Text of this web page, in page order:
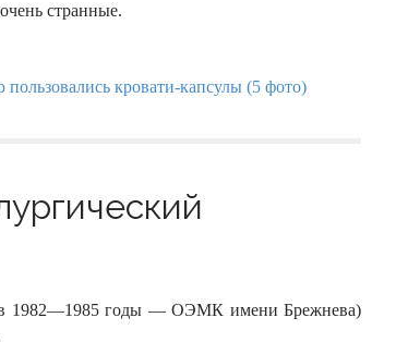
странные.
в 1982—1985 годы — ОЭМК имени Брежнева)